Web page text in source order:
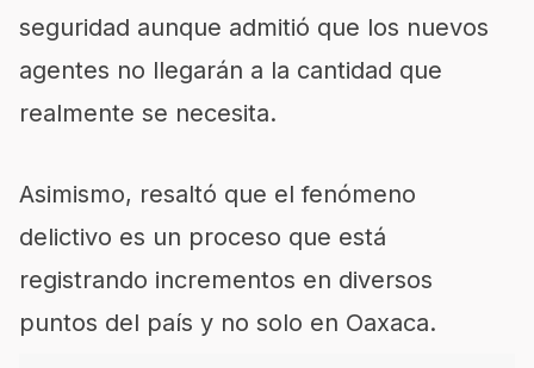
seguridad aunque admitió que los nuevos
agentes no llegarán a la cantidad que
realmente se necesita.
Asimismo, resaltó que el fenómeno
delictivo es un proceso que está
registrando incrementos en diversos
puntos del país y no solo en Oaxaca.